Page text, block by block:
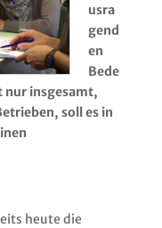
usra
gend
en
Bede
nur insgesamt,
soll es in
heute die